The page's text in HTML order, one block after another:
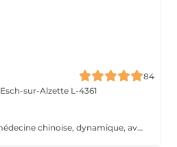
84
Esch-sur-Alzette L-4361
Un massage pratiqué en médecine chinoise, dynamique, avec des manuvres visant à libérer les blocages énergétiques. Il fait circuler le Chi dans le corps et l'esprit pour atteindre un état de profonde relaxation.